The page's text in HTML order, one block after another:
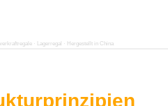
· Lagerregal · Hergestellt in China